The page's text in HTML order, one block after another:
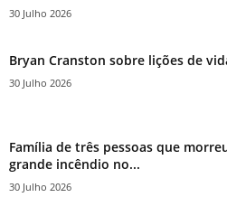
30 Julho 2026
Bryan Cranston sobre lições de
30 Julho 2026
Família de três pessoas que
grande incêndio no...
30 Julho 2026